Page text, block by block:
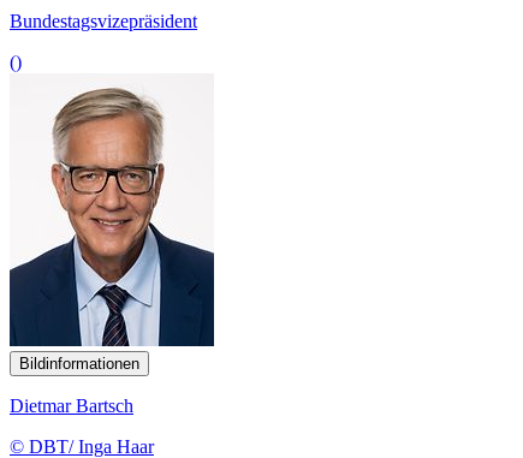
Bundestagsvizepräsident
()
Bildinformationen
Dietmar Bartsch
© DBT/ Inga Haar